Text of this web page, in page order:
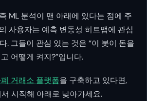
ML 분석이 맨 아래에 있다는 점에 주
사용자는 예측 변동성 히트맵에 관심
. 그들이 관심 있는 것은 “이 봇이 돈을
어떻게 켜지?”입니다.
거래소 플랫폼을 구축하고 있다면,
시작해 아래로 낮아가세요.